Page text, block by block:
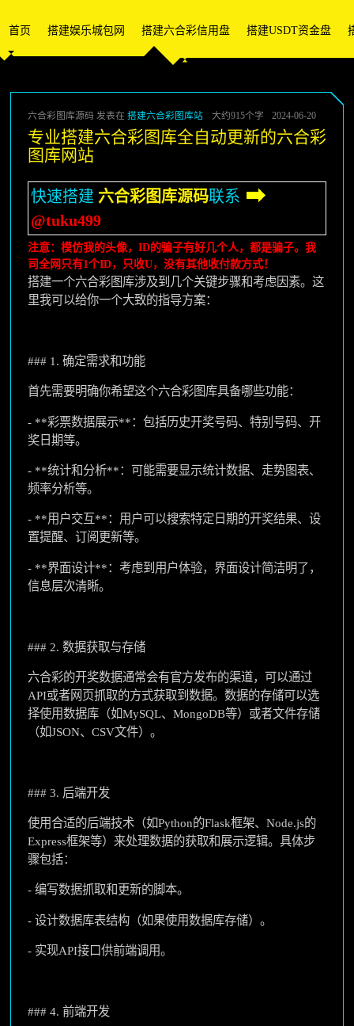
首页 搭建娱乐城包网 搭建六合彩信用盘 搭建USDT资金盘
六合彩图库源码 发表在 搭建六合彩图库站 大约915个字 2024-06-20
专业搭建六合彩图库全自动更新的六合彩
图库网站
快速搭建 六合彩图库源码联系
@tuku499
注意：模仿我的头像，ID的骗子有好几个人，都是骗子。我
司全网只有1个ID，只收U，没有其他收付款方式！
搭建一个六合彩图库涉及到几个关键步骤和考虑因素。这
里我可以给你一个大致的指导方案：
### 1. 确定需求和功能
首先需要明确你希望这个六合彩图库具备哪些功能：
- **彩票数据展示**：包括历史开奖号码、特别号码、开
奖日期等。
- **统计和分析**：可能需要显示统计数据、走势图表、
频率分析等。
- **用户交互**：用户可以搜索特定日期的开奖结果、设
置提醒、订阅更新等。
- **界面设计**：考虑到用户体验，界面设计简洁明了，
信息层次清晰。
### 2. 数据获取与存储
六合彩的开奖数据通常会有官方发布的渠道，可以通过
API或者网页抓取的方式获取到数据。数据的存储可以选
择使用数据库（如MySQL、MongoDB等）或者文件存储
（如JSON、CSV文件）。
### 3. 后端开发
使用合适的后端技术（如Python的Flask框架、Node.js的
Express框架等）来处理数据的获取和展示逻辑。具体步
骤包括：
- 编写数据抓取和更新的脚本。
- 设计数据库表结构（如果使用数据库存储）。
- 实现API接口供前端调用。
### 4. 前端开发